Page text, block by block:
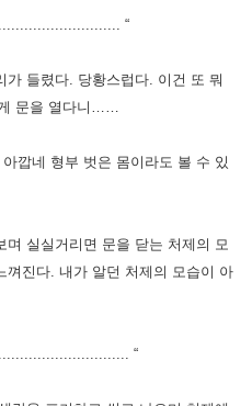
“
가 들렸다. 당황스럽다. 이건 또 뭐
문을 열다니……
깝네 형부 벗은 몸이라도 볼 수 있
실실거리면 문을 닫는 처제의 모
껴진다. 내가 알던 처제의 모습이 아
“